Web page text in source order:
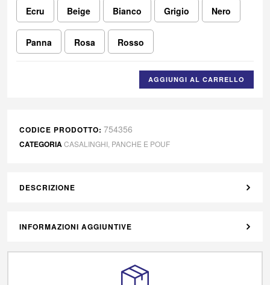
Ecru Beige Bianco Grigio Nero
Panna Rosa Rosso
AGGIUNGI AL CARRELLO
CODICE PRODOTTO: 754356
CATEGORIACASALINGHI PANCHE E POUF
DESCRIZIONE
INFORMAZIONI AGGIUNTIVE